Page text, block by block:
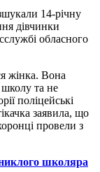
14-річну
дівчинки
обласного
жінка. Вона
школу та не
поліцейські
заявила, що
провели з
школяра